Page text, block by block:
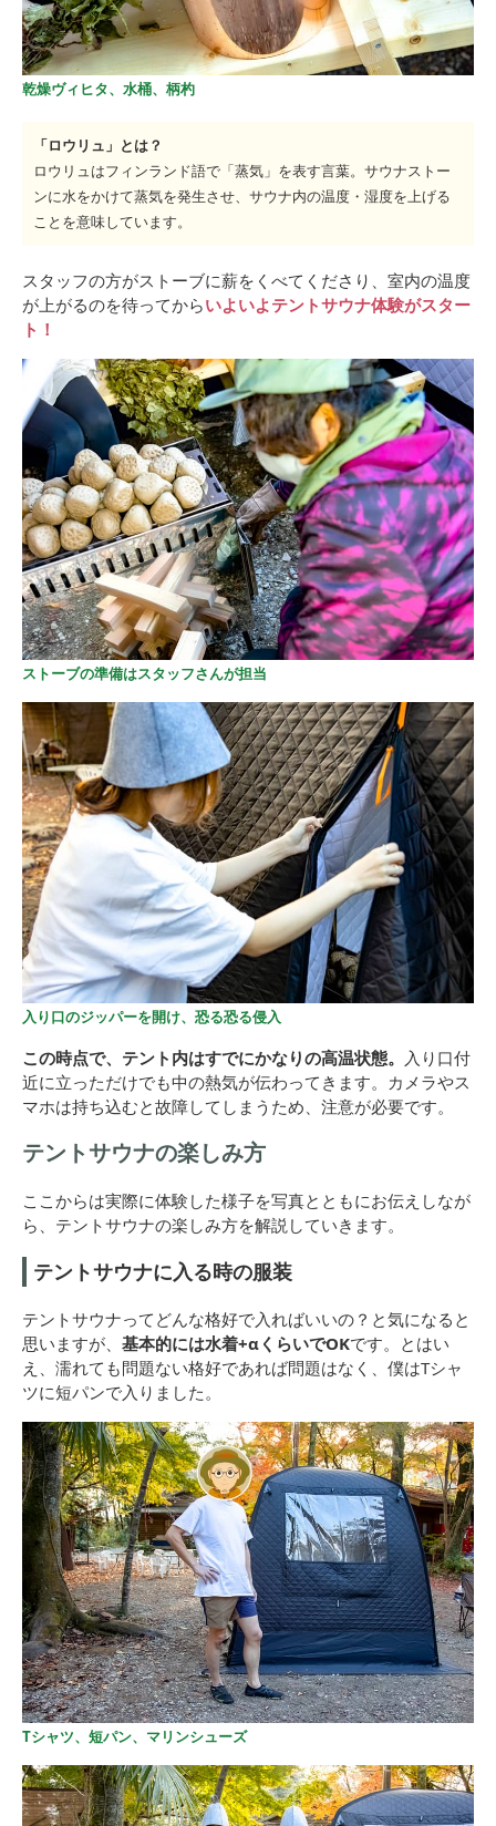
乾燥ヴィヒタ、水桶、柄杓
「ロウリュ」とは？
ロウリュはフィンランド語で「蒸気」を表す言葉。サウナストー
ンに水をかけて蒸気を発生させ、サウナ内の温度・湿度を上げる
ことを意味しています。
スタッフの方がストーブに薪をくべてくださり、室内の温度
が上がるのを待ってからいよいよテントサウナ体験がスター
ト！
ストーブの準備はスタッフさんが担当
入り口のジッパーを開け、恐る恐る侵入
この時点で、テント内はすでにかなりの高温状態。
入り口付
近に立っただけでも中の熱気が伝わってきます。カメラやス
マホは持ち込むと故障してしまうため、注意が必要です。
テントサウナの楽しみ方
ここからは実際に体験した様子を写真とともにお伝えしなが
ら、テントサウナの楽しみ方を解説していきます。
テントサウナに入る時の服装
テントサウナってどんな格好で入ればいいの？と気になると
思いますが、 基本的には水着+αくらいでOKです。とはい
え、濡れても問題ない格好であれば問題はなく、僕はTシャ
ツに短パンで入りました。
Tシャツ、短パン、マリンシューズ